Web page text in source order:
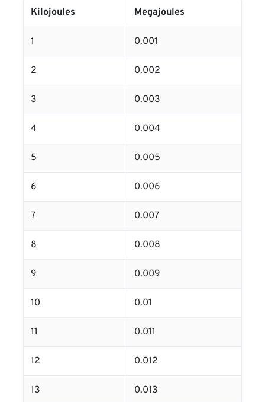
Kilojoules Megajoules
1 0.001
2 0.002
3 0.003
4 0.004
5 0.005
6 0.006
7 0.007
8 0.008
9 0.009
10 0.01
11 0.011
12 0.012
13 0.013